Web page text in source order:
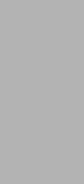
然後再進入遊戲看
，沒問題
其他功能就自行測
，讓小白也可以快速
！
代表什麽意